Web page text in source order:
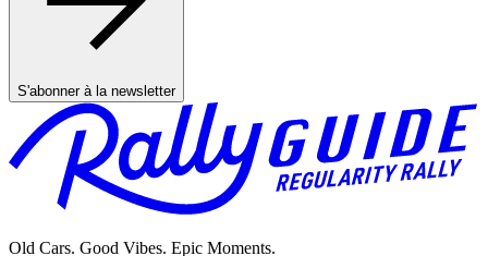
S'abonner à la newsletter
Old Cars. Good Vibes. Epic Moments.